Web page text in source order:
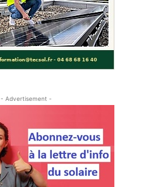
- Advertisement -